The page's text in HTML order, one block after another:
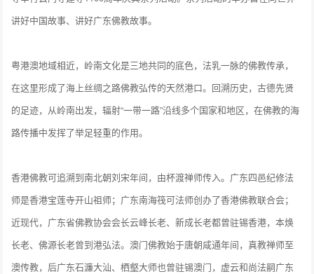
讲好中国故事、讲好广东佛教故事。
粤港澳地域相近，岭南文化是三地共同的底色，法乳一脉的佛教传承，
在这里形成了海上丝绸之路佛教弘传的天然港口。回溯历史，古德先贤
的足迹，从岭南出发，辐射“一带一路”沿线多个国家和地区，在佛教的海
路传播中发挥了举足轻重的作用。
香港佛教可追溯到南北朝刘宋年间，由杯渡禅师传入。广东四邑纪修法
师是香港宝莲寺开山祖师；广东南海筏可法师创办了香港佛教联合会；
近现代，广东省佛教协会会长云峰长老、新成长老都曾驻锡香港，本焕
长老、佛源长老曾到港弘法。澳门佛教始于唐朝咸通年间，真教禅师至
澳传教，后广东石濂大汕、栖壑大师也曾驻锡澳门，虚云和尚法嗣广东